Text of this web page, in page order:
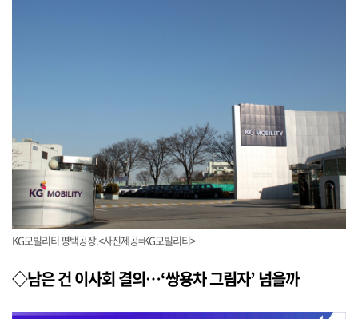
KG모빌리티 평택공장.<사진제공=KG모빌리티>
◇남은 건 이사회 결의…‘쌍용차 그림자’ 넘을까